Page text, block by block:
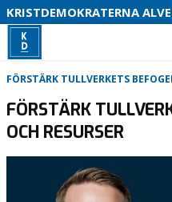
KRISTDEMOKRATERNA
HEM
INSÄNDARE
FÖRSTÄRK TULLVERKETS
FÖRSTÄRK
OCH RESURSER